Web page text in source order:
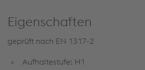
Eigenschaften
geprüft nach EN 1317-2
Aufhaltestufe: H1